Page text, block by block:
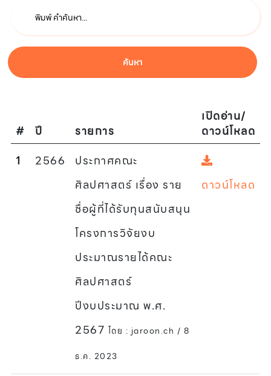
ค้นหา
# ปี รายการ
เปิดอ่าน/
ดาวน์โหลด
1
2566
ประกาศคณะ
ศิลปศาสตร์ เรื่อง ราย
ชื่อผู้ที่ได้รับทุนสนับสนุน
โครงการวิจัยงบ
ประมาณรายได้คณะ
ศิลปศาสตร์
ปีงบประมาณ พ.ศ.
2567 โดย : jaroon.ch / 8
ธ.ค. 2023
ดาวน์โหลด